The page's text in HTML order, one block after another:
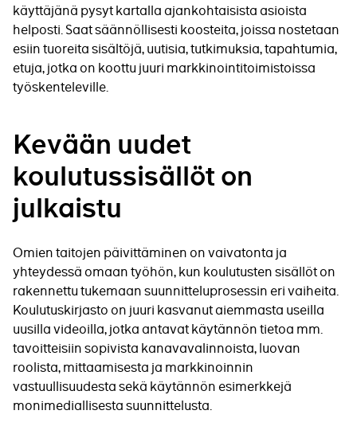
käyttäjänä pysyt kartalla ajankohtaisista asioista
helposti. Saat säännöllisesti koosteita, joissa nostetaan
esiin tuoreita sisältöjä, uutisia, tutkimuksia, tapahtumia,
etuja, jotka on koottu juuri markkinointitoimistoissa
työskenteleville.
Kevään uudet
koulutussisällöt on
julkaistu
Omien taitojen päivittäminen on vaivatonta ja
yhteydessä omaan työhön, kun koulutusten sisällöt on
rakennettu tukemaan suunnitteluprosessin eri vaiheita.
Koulutuskirjasto on juuri kasvanut aiemmasta useilla
uusilla videoilla, jotka antavat käytännön tietoa mm.
tavoitteisiin sopivista kanavavalinnoista, luovan
roolista, mittaamisesta ja markkinoinnin
vastuullisuudesta sekä käytännön esimerkkejä
monimediallisesta suunnittelusta.